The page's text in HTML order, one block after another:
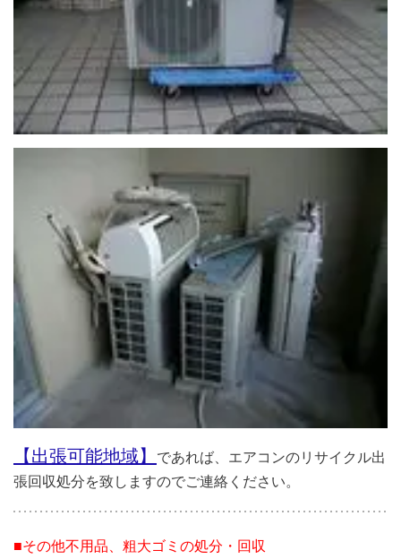
【出張可能地域】
であれば、エアコンのリサイクル出
張回収処分を致しますのでご連絡ください。
■その他不用品、粗大ゴミの処分・回収